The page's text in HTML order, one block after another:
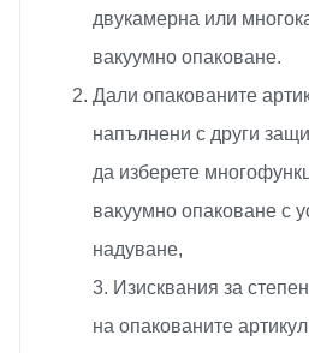
двукамерна или
вакуумно опаковане.
Дали опакованите
напълнени с други
да изберете
вакуумно опаковане с
надуване,
3. Изисквания за
на опакованите